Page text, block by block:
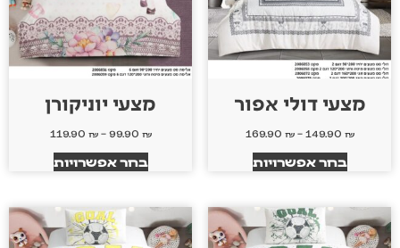
מצעי דולי אפור
149.90 ₪
–
169.90 ₪
בחר אפשרויות
מצעי יוניקורן
99.90 ₪
–
119.90 ₪
בחר אפשרויות